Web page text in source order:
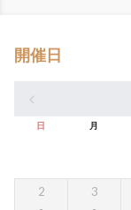
開催日
日 月
2 3